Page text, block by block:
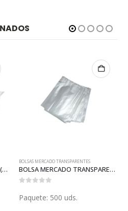
BOLSA VACÍO DE COCCIÓN 25 (B103)
BOLSAS MERCADO TRANSPARENTES
BOLSA MERCADO TRANSPARENTE 15 (B026)
Paquete: 500 uds.